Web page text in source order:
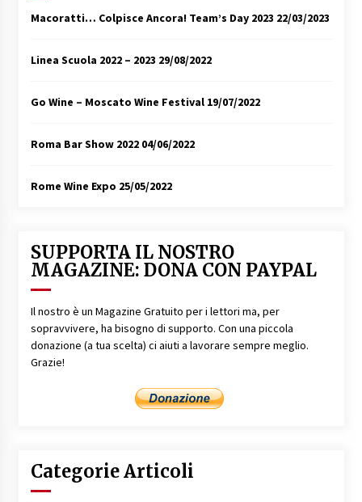
Macoratti… Colpisce Ancora! Team’s Day 2023 22/03/2023
Linea Scuola 2022 – 2023 29/08/2022
Go Wine – Moscato Wine Festival 19/07/2022
Roma Bar Show 2022 04/06/2022
Rome Wine Expo 25/05/2022
SUPPORTA IL NOSTRO
MAGAZINE: DONA CON PAYPAL
Il nostro è un Magazine Gratuito per i lettori ma, per
sopravvivere, ha bisogno di supporto. Con una piccola
donazione (a tua scelta) ci aiuti a lavorare sempre meglio.
Grazie!
Categorie Articoli